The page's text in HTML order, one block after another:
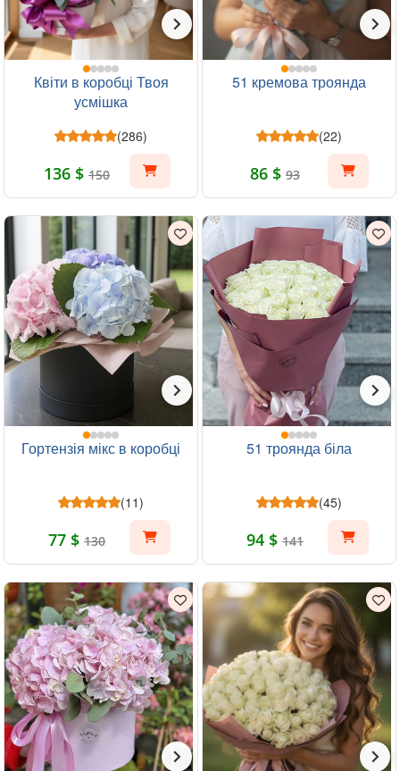
Квіти в коробці Твоя
усмішка
(286)
136 $ 150
51 кремова троянда
(22)
86 $ 93
Гортензія мікс в коробці
(11)
77 $ 130
51 троянда біла
(45)
94 $ 141